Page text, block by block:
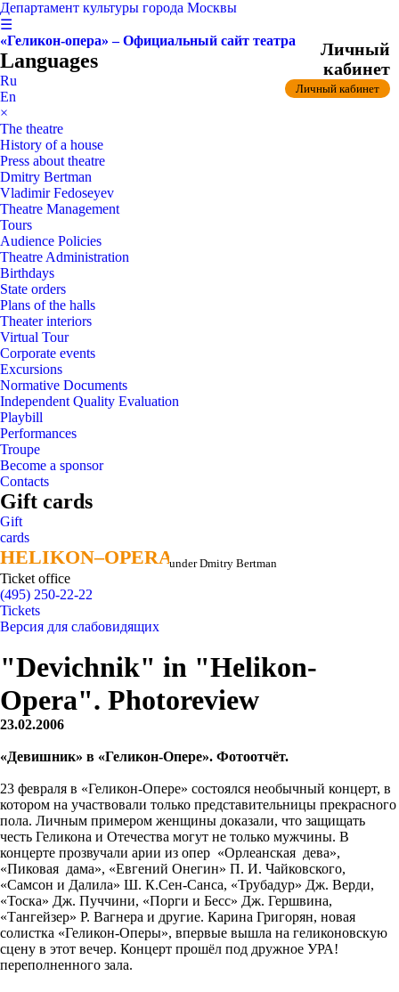
Департамент культуры города Москвы
☰
«Геликон-опера» – Официальный сайт театра
Languages
Ru
En
×
The theatre
History of a house
Press about theatre
Dmitry Bertman
Vladimir Fedoseyev
Theatre Management
Tours
Audience Policies
Theatre Administration
Birthdays
State orders
Plans of the halls
Theater interiors
Virtual Tour
Corporate events
Excursions
Normative Documents
Independent Quality Evaluation
Playbill
Performances
Troupe
Become a sponsor
Contacts
Gift cards
Gift
cards
HELIKON–OPERA
HELIKON–OPERAunder Dmitry Bertman
Ticket office
(495) 250-22-22
Личный
кабинет
Личный кабинет
Tickets
Версия для слабовидящих
"Devichnik" in "Helikon-
Opera". Photoreview
23.02.2006
«Девишник» в «Геликон-Опере». Фотоотчёт.
23 февраля в «Геликон-Опере» состоялся необычный концерт, в
котором на участвовали только представительницы прекрасного
пола. Личным примером женщины доказали, что защищать
честь Геликона и Отечества могут не только мужчины. В
концерте прозвучали арии из опер «Орлеанская дева»,
«Пиковая дама», «Евгений Онегин» П. И. Чайковского,
«Самсон и Далила» Ш. К.Сен-Санса, «Трубадур» Дж. Верди,
«Тоска» Дж. Пуччини, «Порги и Бесс» Дж. Гершвина,
«Тангейзер» Р. Вагнера и другие. Карина Григорян, новая
солистка «Геликон-Оперы», впервые вышла на геликоновскую
сцену в этот вечер. Концерт прошёл под дружное УРА!
переполненного зала.